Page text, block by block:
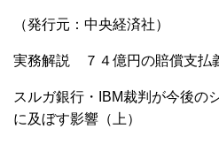
（発行元：中央経済社）
実務解説 ７４億円の賠償支払
スルガ銀行・IBM裁判が今後の
に及ぼす影響（上）